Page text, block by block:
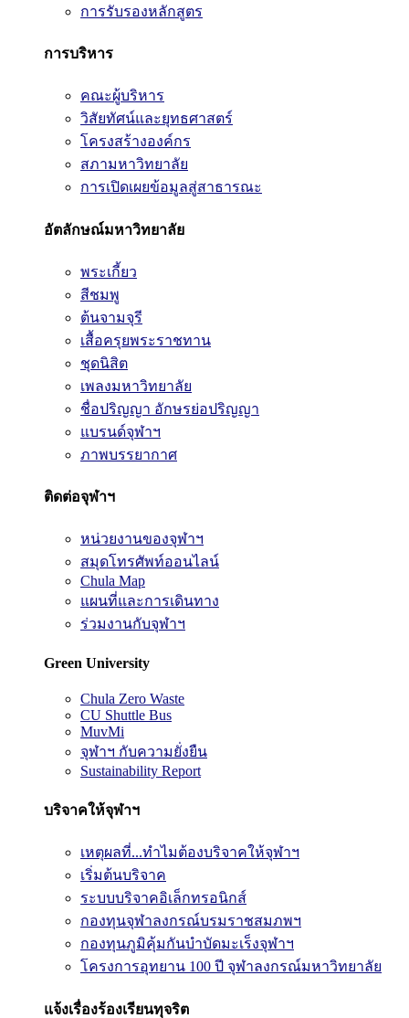
การรับรองหลักสูตร
การบริหาร
คณะผู้บริหาร
วิสัยทัศน์และยุทธศาสตร์
โครงสร้างองค์กร
สภามหาวิทยาลัย
การเปิดเผยข้อมูลสู่สาธารณะ
อัตลักษณ์มหาวิทยาลัย
พระเกี้ยว
สีชมพู
ต้นจามจุรี
เสื้อครุยพระราชทาน
ชุดนิสิต
เพลงมหาวิทยาลัย
ชื่อปริญญา อักษรย่อปริญญา
แบรนด์จุฬาฯ
ภาพบรรยากาศ
ติดต่อจุฬาฯ
หน่วยงานของจุฬาฯ
สมุดโทรศัพท์ออนไลน์
Chula Map
แผนที่และการเดินทาง
ร่วมงานกับจุฬาฯ
Green University
Chula Zero Waste
CU Shuttle Bus
MuvMi
จุฬาฯ กับความยั่งยืน
Sustainability Report
บริจาคให้จุฬาฯ
เหตุผลที่...ทำไมต้องบริจาคให้จุฬาฯ
เริ่มต้นบริจาค
ระบบบริจาคอิเล็กทรอนิกส์
กองทุนจุฬาลงกรณ์บรมราชสมภพฯ
กองทุนภูมิคุ้มกันบำบัดมะเร็งจุฬาฯ
โครงการอุทยาน 100 ปี จุฬาลงกรณ์มหาวิทยาลัย
แจ้งเรื่องร้องเรียนทุจริต